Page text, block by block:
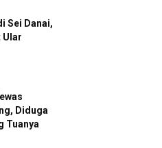
Sei Danai,
Ular
Diduga
Tuanya